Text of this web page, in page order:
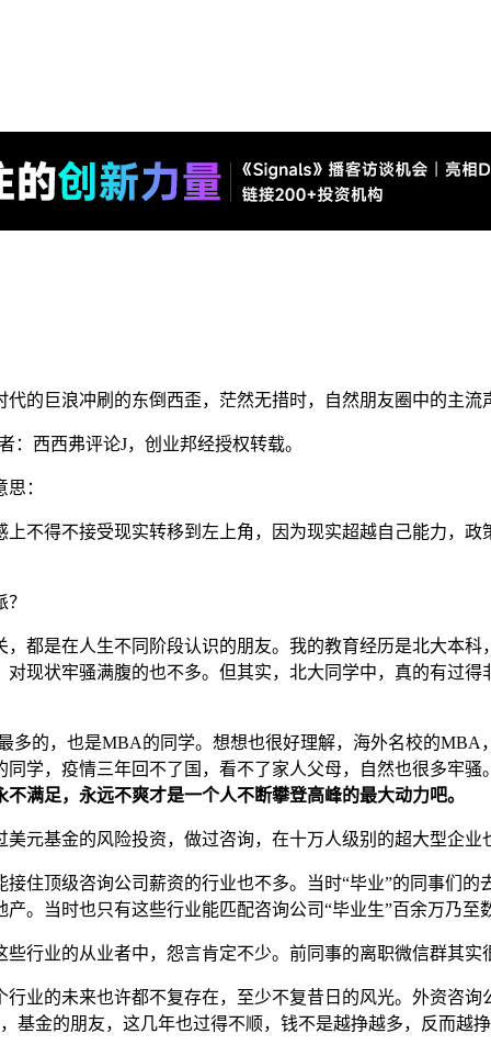
的巨浪冲刷的东倒西歪，茫然无措时，自然朋友圈中的主
西西弗评论J，创业邦经授权转载。
：
不得不接受现实转移到左上角，因为现实超越自己能力，
都是在人生不同阶段认识的朋友。我的教育经历是北大本
现状牢骚满腹的也不多。但其实，北大同学中，真的有过
的，也是MBA的同学。想想也很好理解，海外名校的
学，疫情三年回不了国，看不了家人父母，自然也很多牢
不满足，永远不爽才是一个人不断攀登高峰的最大动力吧。
元基金的风险投资，做过咨询，在十万人级别的超大型企
住顶级咨询公司薪资的行业也不多。当时“毕业”的同事们
。当时也只有这些行业能匹配咨询公司“毕业生”百余万乃至
行业的从业者中，怨言肯定不少。前同事的离职微信群其
业的未来也许都不复存在，至少不复昔日的风光。外资咨
基金的朋友，这几年也过得不顺，钱不是越挣越多，反而越